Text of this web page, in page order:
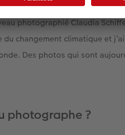
Kosovo, à Kingali... J’ai
photographié Claudia
changement climatique et
Des photos qui sont
photographe ?